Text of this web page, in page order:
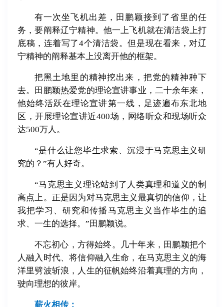
有一次坐飞机出差，田鹏颖接到了省里的任
务，要阐释辽宁精神。他一上飞机就在清洁袋上打
底稿，连着写了4个清洁袋。但是现在看来，对辽
宁精神的阐释基本上没离开他的框架。
把黑土地里的精神挖出来，把党的精神种下
去。田鹏颖热爱党的理论宣讲事业，二十余年来，
他始终活跃在理论宣讲第一线，足迹遍布东北地
区，开展理论宣讲近400场，网络听众和现场听众
达500万人。
“是什么让您毕生求索、沉浸于马克思主义研
究的？”有人好奇。
“马克思主义理论站到了人类真理和道义的制
高点上。正是因为对马克思主义最真切的信仰，让
我把学习、研究和传播马克思主义当作毕生的追
求、一生的选择。”田鹏颖说。
不忘初心，方得始终。几十年来，田鹏颖把个
人融入时代、将信仰融入生命，在马克思主义的海
洋里劈波斩浪，人生的征帆始终沿着真理的方向，
驶向理想的彼岸。
薪火相传：